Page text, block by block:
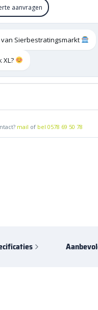
aanvragen
Sierbestratingsmarkt
XL?
mail of bel 0578 69 50 78